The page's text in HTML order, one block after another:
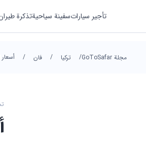
تأجير سياراتسفينة سياحيةتذكرة
فندق
مجلة GoToSafar / تركيا / فان /